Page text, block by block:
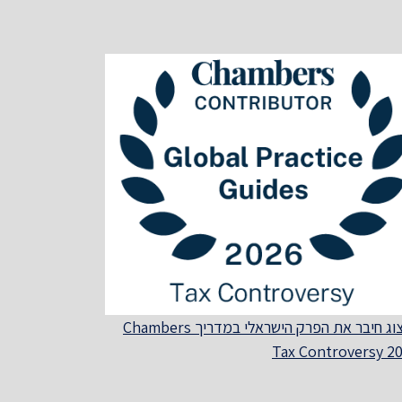
הרצוג חיבר את הפרק הישראלי במדריך Chambers
Tax Controversy